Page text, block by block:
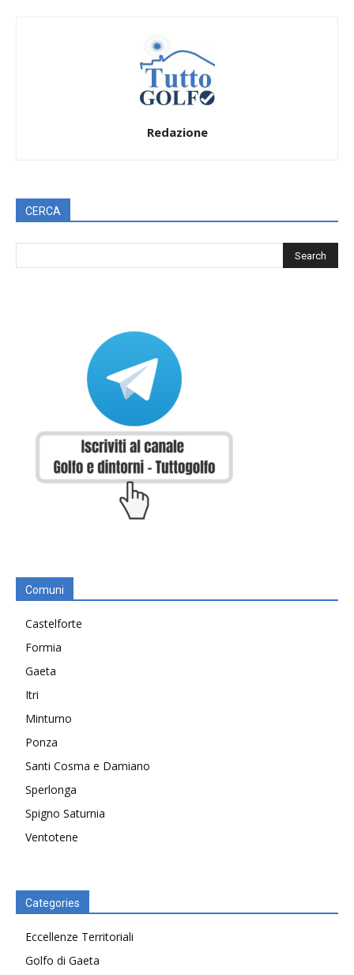
Redazione
CERCA
Comuni
Castelforte
Formia
Gaeta
Itri
Minturno
Ponza
Santi Cosma e Damiano
Sperlonga
Spigno Saturnia
Ventotene
Categories
Eccellenze Territoriali
Golfo di Gaeta